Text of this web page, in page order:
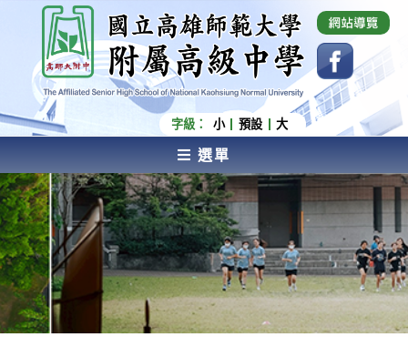
內
容
國立高雄師範大學附屬高級中學 Affiliated Senior
High School of National Kaohsiung Normal
University
字級： 小 預設 大
選單
AFFILIATED SENIOR HIGH SCHOOL OF NATIONAL
KAOHSIUNG NORMAL UNIVERSITY